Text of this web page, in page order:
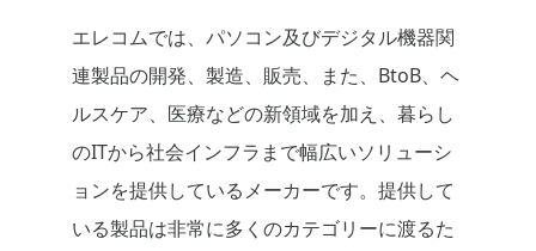
エレコムでは、パソコン及びデジタル機器関
連製品の開発、製造、販売、また、BtoB、ヘ
ルスケア、医療などの新領域を加え、暮らし
のITから社会インフラまで幅広いソリューシ
ョンを提供しているメーカーです。提供して
いる製品は非常に多くのカテゴリーに渡るた